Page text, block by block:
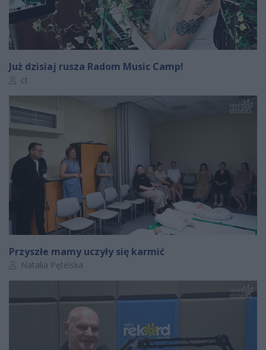
Już dzisiaj rusza Radom Music Camp!
Autor artykułu:
ct
Przyszłe mamy uczyły się karmić
Autor artykułu:
Natalia Pętelska